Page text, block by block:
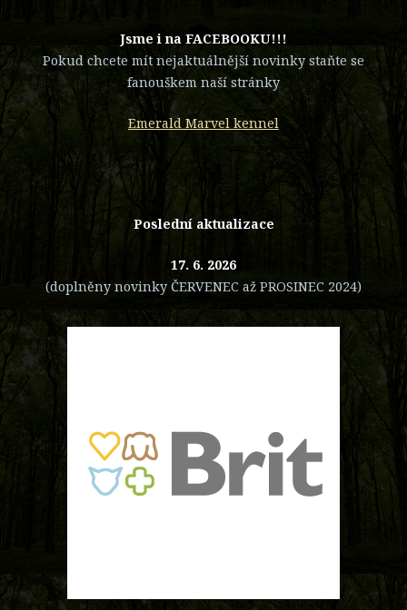
​Jsme i na FACEBOOKU!!!
Pokud chcete mít nejaktuálnější novinky staňte se
fanouškem naší stránky
Emerald Marvel kennel
Poslední aktualizace
17. 6. 2026
(doplněny novinky ČERVENEC až PROSINEC 2024)